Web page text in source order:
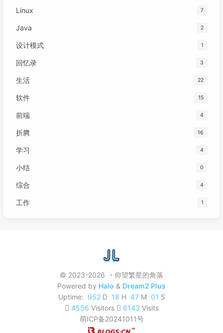
Linux 7
Java 2
设计模式 1
回忆录 3
生活 22
软件 15
前端 4
折腾 16
学习 4
小结 0
综合 4
工作 1
© 2023-2026
仰望繁星的角落
Powered by Halo & Dream2 Plus
Uptime: 952 D 18 H 47 M 02 S
4556 Visitors 6143 Visits
萌ICP备20241011号